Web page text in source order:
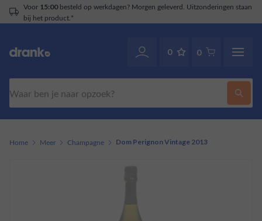
Voor 15:00besteld op werkdagen? Morgen geleverd. Uitzonderingen staan
bij het product.*
0 0
Home Meer Champagne Dom Perignon Vintage 2013